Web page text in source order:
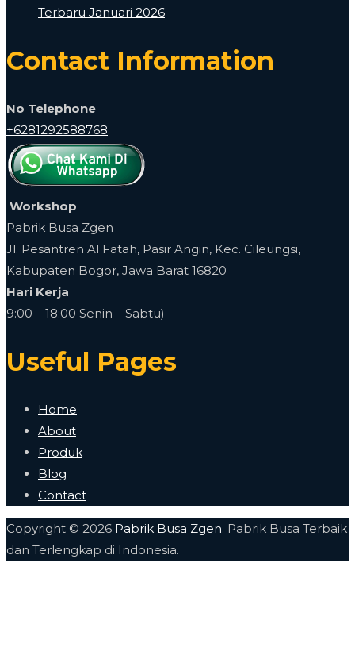
Terbaru Januari 2026
Contact Information
No Telephone
+6281292588768
Workshop
Pabrik Busa Zgen
Jl. Pesantren Al Fatah, Pasir Angin, Kec. Cileungsi,
Kabupaten Bogor, Jawa Barat 16820
Hari Kerja
9:00 – 18:00 Senin – Sabtu)
Useful Pages
Home
About
Produk
Blog
Contact
Copyright © 2026 Pabrik Busa Zgen. Pabrik Busa Terbaik
dan Terlengkap di Indonesia.